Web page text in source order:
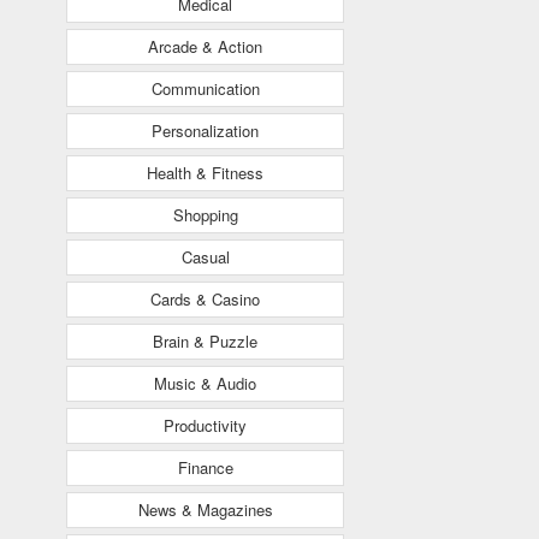
Arcade & Action
Communication
Personalization
Health & Fitness
Shopping
Casual
Cards & Casino
Brain & Puzzle
Music & Audio
Productivity
Finance
News & Magazines